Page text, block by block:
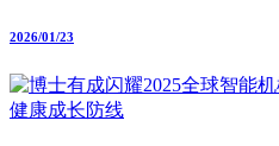
2026/01/23